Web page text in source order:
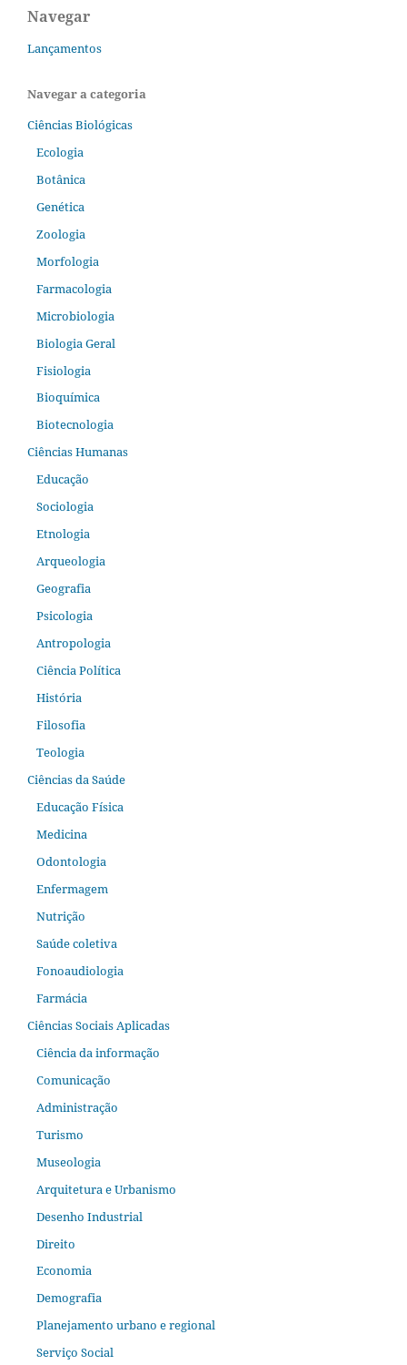
Navegar
Lançamentos
Navegar a categoria
Ciências Biológicas
Ecologia
Botânica
Genética
Zoologia
Morfologia
Farmacologia
Microbiologia
Biologia Geral
Fisiologia
Bioquímica
Biotecnologia
Ciências Humanas
Educação
Sociologia
Etnologia
Arqueologia
Geografia
Psicologia
Antropologia
Ciência Política
História
Filosofia
Teologia
Ciências da Saúde
Educação Física
Medicina
Odontologia
Enfermagem
Nutrição
Saúde coletiva
Fonoaudiologia
Farmácia
Ciências Sociais Aplicadas
Ciência da informação
Comunicação
Administração
Turismo
Museologia
Arquitetura e Urbanismo
Desenho Industrial
Direito
Economia
Demografia
Planejamento urbano e regional
Serviço Social